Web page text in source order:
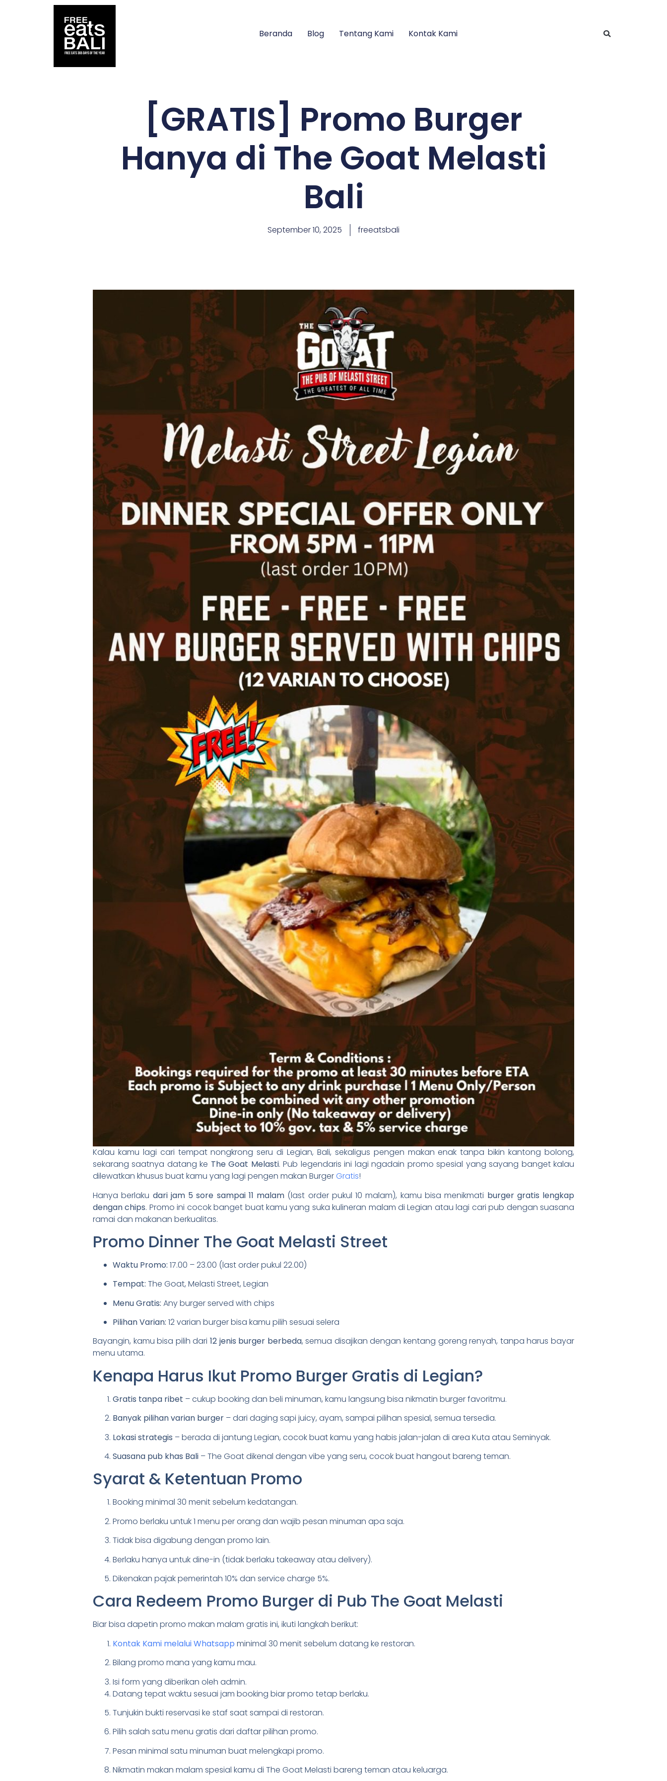
Beranda Blog Tentang Kami Kontak Kami
[GRATIS] Promo Burger
Hanya di The Goat Melasti
Bali
September 10, 2025 freeatsbali
Kalau kamu lagi cari tempat nongkrong seru di Legian, Bali, sekaligus pengen makan enak tanpa bikin kantong bolong,
sekarang saatnya datang ke The Goat Melasti. Pub legendaris ini lagi ngadain promo spesial yang sayang banget kalau
dilewatkan khusus buat kamu yang lagi pengen makan Burger Gratis!
Hanya berlaku dari jam 5 sore sampai 11 malam (last order pukul 10 malam), kamu bisa menikmati burger gratis lengkap
dengan chips. Promo ini cocok banget buat kamu yang suka kulineran malam di Legian atau lagi cari pub dengan suasana
ramai dan makanan berkualitas.
Promo Dinner The Goat Melasti Street
Waktu Promo: 17.00 – 23.00 (last order pukul 22.00)
Tempat: The Goat, Melasti Street, Legian
Menu Gratis: Any burger served with chips
Pilihan Varian: 12 varian burger bisa kamu pilih sesuai selera
Bayangin, kamu bisa pilih dari 12 jenis burger berbeda, semua disajikan dengan kentang goreng renyah, tanpa harus bayar
menu utama.
Kenapa Harus Ikut Promo Burger Gratis di Legian?
Gratis tanpa ribet – cukup booking dan beli minuman, kamu langsung bisa nikmatin burger favoritmu.
Banyak pilihan varian burger – dari daging sapi juicy, ayam, sampai pilihan spesial, semua tersedia.
Lokasi strategis – berada di jantung Legian, cocok buat kamu yang habis jalan-jalan di area Kuta atau Seminyak.
Suasana pub khas Bali – The Goat dikenal dengan vibe yang seru, cocok buat hangout bareng teman.
Syarat & Ketentuan Promo
Booking minimal 30 menit sebelum kedatangan.
Promo berlaku untuk 1 menu per orang dan wajib pesan minuman apa saja.
Tidak bisa digabung dengan promo lain.
Berlaku hanya untuk dine-in (tidak berlaku takeaway atau delivery).
Dikenakan pajak pemerintah 10% dan service charge 5%.
Cara Redeem Promo Burger di Pub The Goat Melasti
Biar bisa dapetin promo makan malam gratis ini, ikuti langkah berikut:
Kontak Kami melalui Whatsapp minimal 30 menit sebelum datang ke restoran.
Bilang promo mana yang kamu mau.
Isi form yang diberikan oleh admin.
Datang tepat waktu sesuai jam booking biar promo tetap berlaku.
Tunjukin bukti reservasi ke staf saat sampai di restoran.
Pilih salah satu menu gratis dari daftar pilihan promo.
Pesan minimal satu minuman buat melengkapi promo.
Nikmatin makan malam spesial kamu di The Goat Melasti bareng teman atau keluarga.